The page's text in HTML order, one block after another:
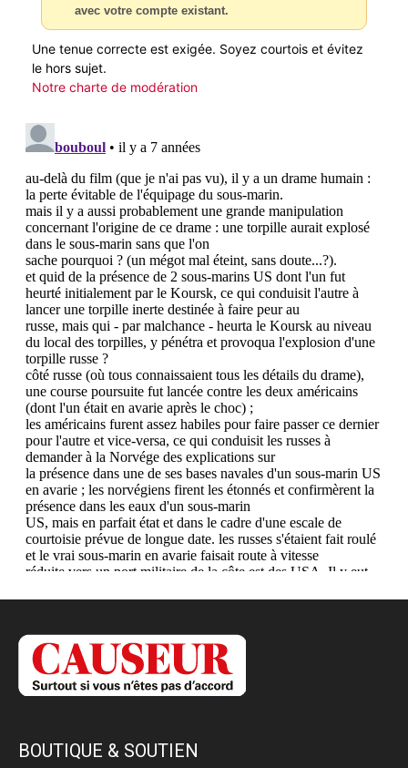
avec votre compte existant.
Une tenue correcte est exigée. Soyez courtois et évitez
le hors sujet.
Notre charte de modération
BOUTIQUE & SOUTIEN